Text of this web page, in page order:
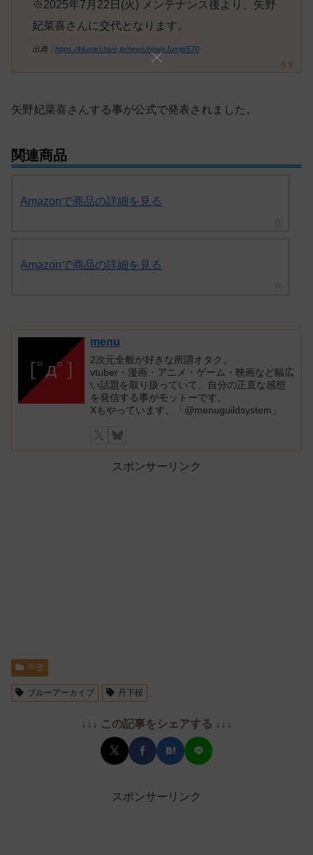
※2025年7月22日(火) メンテナンス後より、矢野
妃菜喜さんに交代となります。
出典： https://bluearchive.jp/news/newsJump/570
矢野妃菜喜さんする事が公式で発表されました。
関連商品
Amazonで商品の詳細を見る
Amazonで商品の詳細を見る
menu
2次元全般が好きな所謂オタク。
vtuber・漫画・アニメ・ゲーム・映画など幅広
い話題を取り扱っていて、自分の正直な感想
を発信する事がモットーです。
Xもやっています。「@menuguildsystem」
スポンサーリンク
声優
ブルーアーカイブ 丹下桜
↓↓↓ この記事をシェアする ↓↓↓
スポンサーリンク